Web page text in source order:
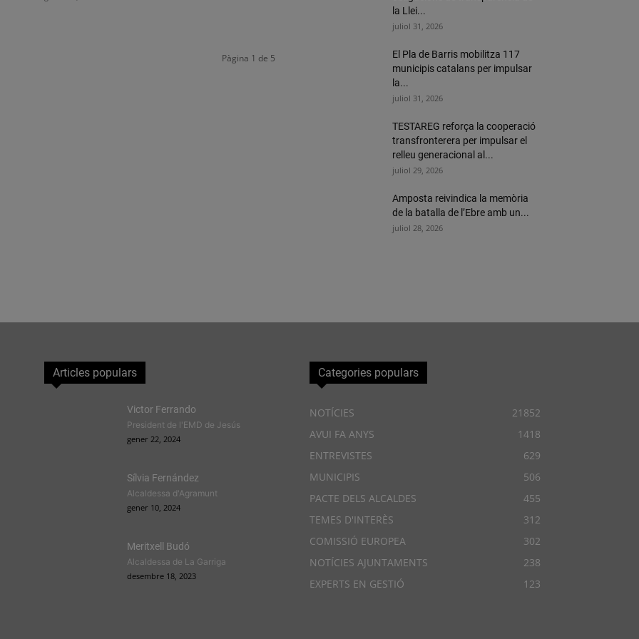
Pàgina 1 de 5
la Llei...
juliol 31, 2026
El Pla de Barris mobilitza 117
municipis catalans per impulsar
la...
juliol 31, 2026
TESTAREG reforça la cooperació
transfronterera per impulsar el
relleu generacional al...
juliol 29, 2026
Amposta reivindica la memòria
de la batalla de l’Ebre amb un...
juliol 28, 2026
Articles populars
Victor Ferrando
President de l'EMD de Jesús
gener 22, 2024
Sílvia Fernández
Alcaldessa d'Agramunt
gener 10, 2024
Meritxell Budó
Alcaldessa de La Garriga
desembre 18, 2023
Categories populars
NOTÍCIES
21852
AVUI FA ANYS
1418
ENTREVISTES
629
MUNICIPIS
506
PACTE DELS ALCALDES
455
TEMES D'INTERÈS
312
COMISSIÓ EUROPEA
302
NOTÍCIES AJUNTAMENTS
238
EXPERTS EN GESTIÓ
123